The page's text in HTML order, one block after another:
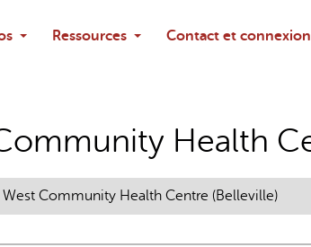
Poser une
Ressources Contact et connexion
Health
Community Health Centre (Belleville)